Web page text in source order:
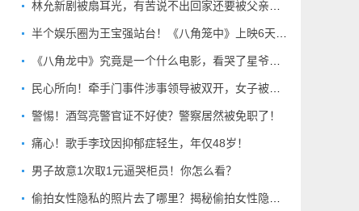
警惕！酒驾亮警官证不好使？警察居然被免职了！
痛心！歌手李玟因抑郁症轻生，年仅48岁！
男子故意1次取1元逼哭柜员！你怎么看？